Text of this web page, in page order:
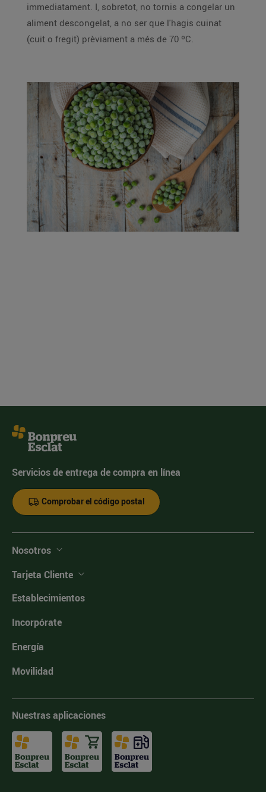
immediatament. I, sobretot, no tornis a congelar un
aliment descongelat, a no ser que l'hagis cuinat
(cuit o fregit) prèviament a més de 70 ºC.
Servicios de entrega de compra en línea
Comprobar el código postal
Nosotros
Tarjeta Cliente
Establecimientos
Incorpórate
Energía
Movilidad
Nuestras aplicaciones